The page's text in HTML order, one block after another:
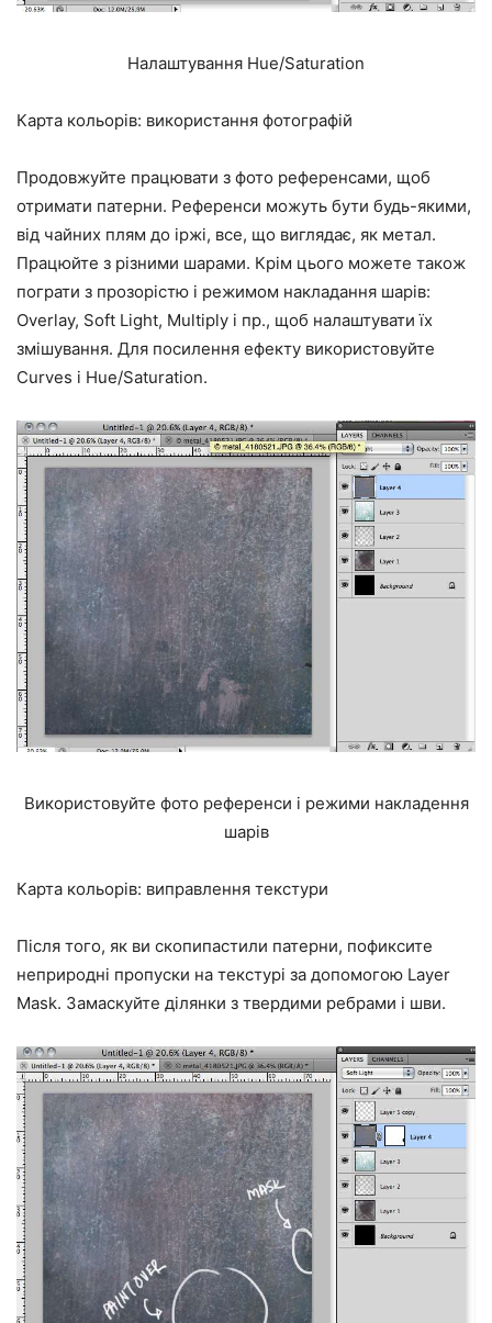
Налаштування Hue/Saturation
Карта кольорів: використання фотографій
Продовжуйте працювати з фото референсами, щоб
отримати патерни. Референси можуть бути будь-якими,
від чайних плям до іржі, все, що виглядає, як метал.
Працюйте з різними шарами. Крім цього можете також
пограти з прозорістю і режимом накладання шарів:
Overlay, Soft Light, Multiply і пр., щоб налаштувати їх
змішування. Для посилення ефекту використовуйте
Curves і Hue/Saturation.
Використовуйте фото референси і режими накладення
шарів
Карта кольорів: виправлення текстури
Після того, як ви скопипастили патерни, пофиксите
неприродні пропуски на текстурі за допомогою Layer
Mask. Замаскуйте ділянки з твердими ребрами і шви.